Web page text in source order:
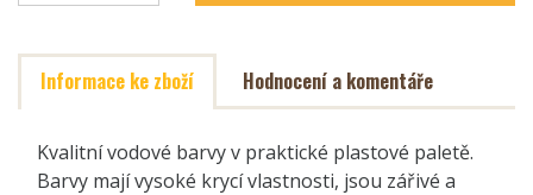
Informace ke zboží Hodnocení a komentáře
Kvalitní vodové barvy v praktické plastové paletě.
Barvy mají vysoké krycí vlastnosti, jsou zářivé a